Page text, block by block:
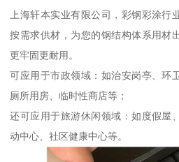
上海轩本实业有限公司，彩钢彩涂行
按需求供材，为您的钢结构体系用材
更牢固更耐用。
可应用于市政领域：如治安岗亭、环
厕所用房、临时性商店等；
还可应用于旅游休闲领域：如度假屋
动中心、社区健康中心等。